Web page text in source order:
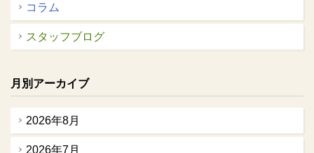
コラム
スタッフブログ
月別アーカイブ
2026年8月
2026年7月